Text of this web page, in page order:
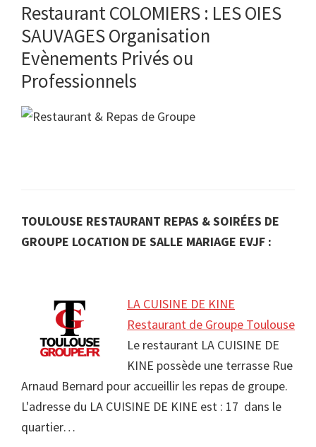
Restaurant COLOMIERS : LES OIES
SAUVAGES Organisation
Evènements Privés ou
Professionnels
TOULOUSE RESTAURANT REPAS & SOIRÉES DE
GROUPE LOCATION DE SALLE MARIAGE EVJF :
LA CUISINE DE KINE
Restaurant de Groupe Toulouse
Le restaurant LA CUISINE DE
KINE possède une terrasse Rue
Arnaud Bernard pour accueillir les repas de groupe.
L'adresse du LA CUISINE DE KINE est : 17 dans le
quartier…